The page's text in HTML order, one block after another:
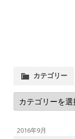
カテゴリー
カ
テ
ゴ
ー
2016年9月